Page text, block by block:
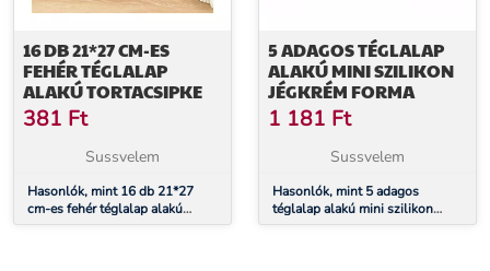
16 DB 21*27 CM-ES
FEHÉR TÉGLALAP
ALAKÚ TORTACSIPKE
381 Ft
Sussvelem
Hasonlók, mint 16 db 21*27
cm-es fehér téglalap alakú
tortacsipke
5 ADAGOS TÉGLALAP
ALAKÚ MINI SZILIKON
JÉGKRÉM FORMA
1 181 Ft
Sussvelem
Hasonlók, mint 5 adagos
téglalap alakú mini szilikon
jégkrém forma